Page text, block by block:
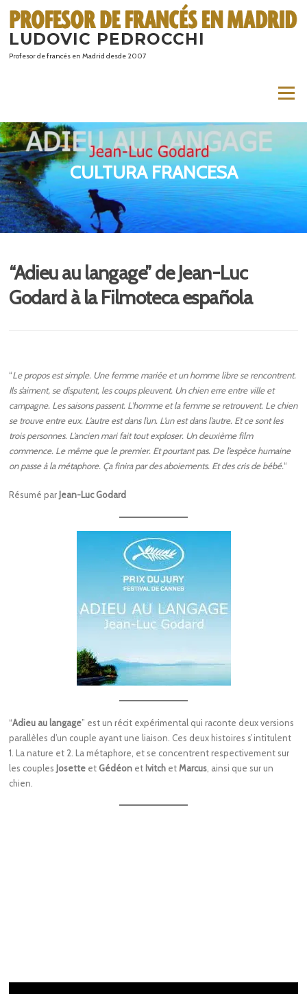
contenido
LUDOVIC PEDROCCHI
Profesor de francés en Madrid desde 2007
Menú
CULTURA FRANCESA
“Adieu au langage” de Jean-Luc
Godard à la Filmoteca española
“Le propos est simple. Une femme mariée et un homme libre se rencontrent.
Ils s’aiment, se disputent, les coups pleuvent. Un chien erre entre ville et
campagne. Les saisons passent. L’homme et la femme se retrouvent. Le chien
se trouve entre eux. L’autre est dans l’un. L’un est dans l’autre. Et ce sont les
trois personnes. L’ancien mari fait tout exploser. Un deuxième film
commence. Le même que le premier. Et pourtant pas. De l’espèce humaine
on passe à la métaphore. Ça finira par des aboiements. Et des cris de bébé.“
Résumé par Jean-Luc Godard
“Adieu au langage” est un récit expérimental qui raconte deux versions
parallèles d’un couple ayant une liaison. Ces deux histoires s’intitulent
1. La nature et 2. La métaphore, et se concentrent respectivement sur
les couples Josette et Gédéon et Ivitch etMarcus , ainsi que sur un
chien.